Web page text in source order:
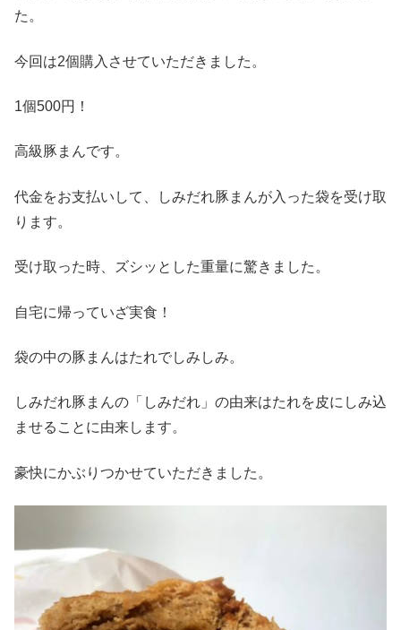
た。
今回は2個購入させていただきました。
1個500円！
高級豚まんです。
代金をお支払いして、しみだれ豚まんが入った袋を受け取
ります。
受け取った時、ズシッとした重量に驚きました。
自宅に帰っていざ実食！
袋の中の豚まんはたれでしみしみ。
しみだれ豚まんの「しみだれ」の由来はたれを皮にしみ込
ませることに由来します。
豪快にかぶりつかせていただきました。